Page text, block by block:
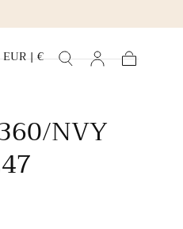
EUR | €
NVY